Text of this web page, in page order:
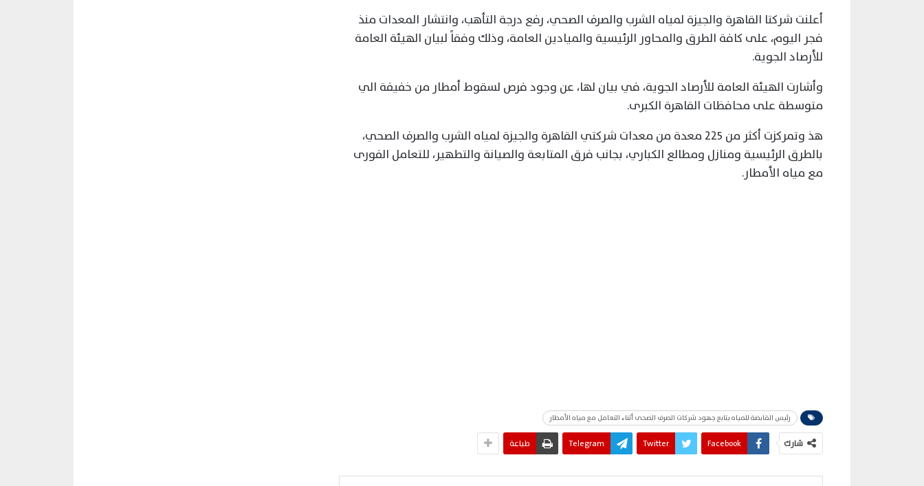
أعلنت شركتا القاهرة والجيزة لمياه الشرب والصرف الصحي، رفع درجة التأهب، وانتشار المعدات منذ
فجر اليوم، على كافة الطرق والمحاور الرئيسية والميادين العامة، وذلك وفقاً لبيان الهيئة العامة
للأرصاد الجوية.
وأشارت الهيئة العامة للأرصاد الجوية، في بيان لها، عن وجود فرص لسقوط أمطار من خفيفة الي
متوسطة على محافظات القاهرة الكبرى.
هذ وتمركزت أكثر من ٢٢٥ معدة من معدات شركتي القاهرة والجيزة لمياه الشرب والصرف الصحي،
بالطرق الرئيسية ومنازل ومطالع الكباري، بجانب فرق المتابعة والصيانة والتطهير، للتعامل الفورى
مع مياه الأمطار.
رئيس القابضة للمياه يتابع جهود شركات الصرف الصحى أثناء التعامل مع مياه الأمطار
شارك Facebook
Twitter
Telegram طباعة